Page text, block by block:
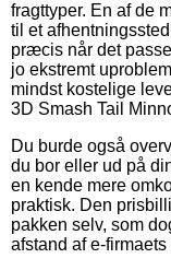
fragttyper. En af de
til et
præcis når det
jo ekstremt
mindst kostelige
3D Smash Tail
Du burde også
du bor eller ud på
en kende mere
praktisk. Den
pakken selv, som
afstand af e-firmaets